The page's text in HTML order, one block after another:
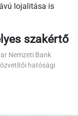
lojalitása is
szakértő
Nemzeti Bank
hatósági